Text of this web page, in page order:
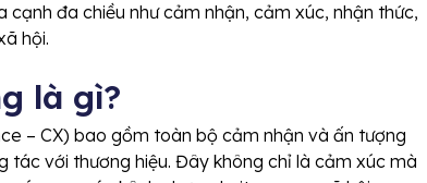
cạnh đa chiều như cảm nhận, cảm xúc, nhận thức,
hội.
là gì?
– CX) bao gồm toàn bộ cảm nhận và ấn tượng
với thương hiệu. Đây không chỉ là cảm xúc mà